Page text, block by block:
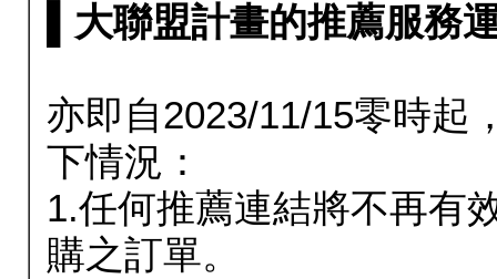
▌大聯盟計畫的推薦服務
亦即自2023/11/15零時起
下情況：
1.任何推薦連結將不再有
購之訂單。